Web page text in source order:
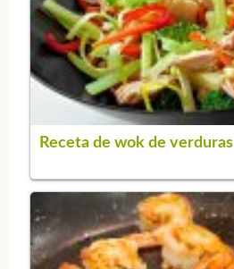
Receta de wok de verduras